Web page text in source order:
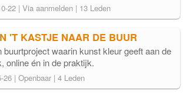
22 | Via aanmelden | 13 Leden
'T KASTJE NAAR DE BUUR
buurtproject waarin kunst kleur geeft aan de
online én in de praktijk.
26 | Openbaar | 4 Leden